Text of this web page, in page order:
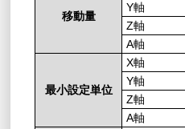
移動量
Y軸
Z軸
A軸
最小設定単位
X軸
Y軸
Z軸
A軸